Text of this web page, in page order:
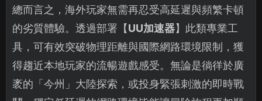
總而言之，海外玩家無需再忍受高延遲與頻繁卡頓
的劣質體驗。透過部署【UU加速器】此類專業工
具，可有效突破物理距離與國際網路環境限制，獲
得趨近本地玩家的流暢遊戲感受。無論是徜徉於廣
袤的「今州」大陸探索，或投身緊張刺激的即時戰